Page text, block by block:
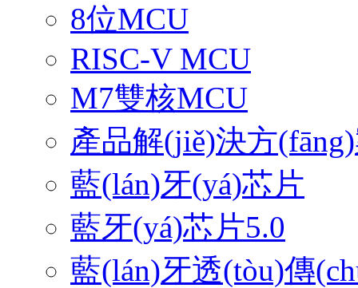
8位MCU
RISC-V MCU
M7雙核MCU
產品解(jiě)決方
藍(lán)牙(yá)芯片
藍牙(yá)芯片5.0
藍(lán)牙透(tòu)傳